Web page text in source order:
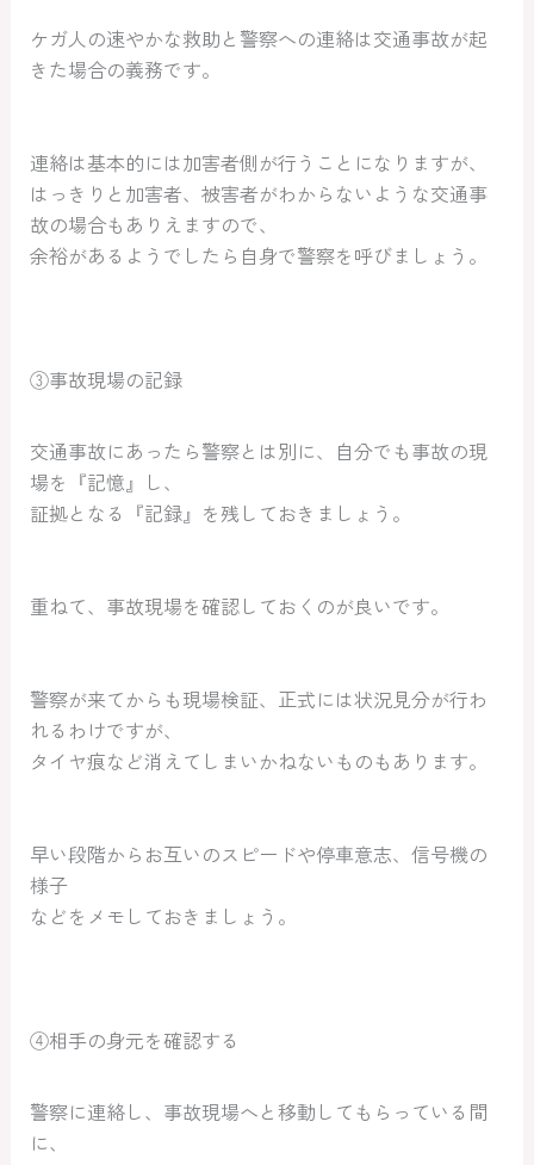
ケガ人の速やかな救助と警察への連絡は交通事故が起
きた場合の義務です。
連絡は基本的には加害者側が行うことになりますが、
はっきりと加害者、被害者がわからないような交通事
故の場合もありえますので、
余裕があるようでしたら自身で警察を呼びましょう。
③事故現場の記録
交通事故にあったら警察とは別に、自分でも事故の現
場を『記憶』し、
証拠となる『記録』を残しておきましょう。
重ねて、事故現場を確認しておくのが良いです。
警察が来てからも現場検証、正式には状況見分が行わ
れるわけですが、
タイヤ痕など消えてしまいかねないものもあります。
早い段階からお互いのスピードや停車意志、信号機の
様子
などをメモしておきましょう。
④相手の身元を確認する
警察に連絡し、事故現場へと移動してもらっている間
に、